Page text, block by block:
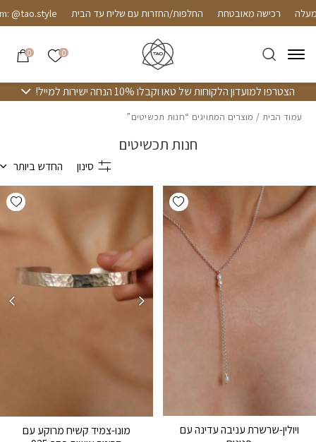
Skip to Contentרכישה מאובטחת החלפות/החזרות עם שליח עד הבית
0 הרשימה
0
הצטרפו למועדון הלקוחות של טאו וקבלו 10% הנחה ישירות למייל!
עמוד הבית / מוצרים המתויגים “חנות תכשיטים”
חנות תכשיטים
סינון החדש ביותר
Add wishlist
ויולין-שרשרת עניבה עדינה עם
מונו-צמיד קשיח מרוקע עם
בחזרה למעלה